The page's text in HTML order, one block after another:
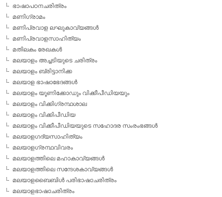
ഭാഷാപഠനചരിത്രം
മണിഗ്രാമം
മണിപ്രവാള ലഘുകാവ്യങ്ങള്‍
മണിപ്രവാളസാഹിത്യം
മതിലകം രേഖകള്‍
മലയാളം അച്ചടിയുടെ ചരിത്രം
മലയാളം ബ്രിട്ടാനിക്ക
മലയാള ഭാഷാഭേദങ്ങള്‍
മലയാളം യൂണിക്കോഡും വിക്കീപീഡിയയും
മലയാളം വിക്കിഗ്രന്ഥശാല
മലയാളം വിക്കിപീഡിയ
മലയാളം വിക്കീപീഡിയയുടെ സഹോദര സംരംഭങ്ങള്‍
മലയാളഗദ്യസാഹിത്യം
മലയാളഗ്രന്ഥവിവരം
മലയാളത്തിലെ മഹാകാവ്യങ്ങള്‍
മലയാളത്തിലെ സന്ദേശകാവ്യങ്ങള്‍
മലയാളബൈബിള്‍ പരിഭാഷാചരിത്രം
മലയാളഭാഷാചരിത്രം